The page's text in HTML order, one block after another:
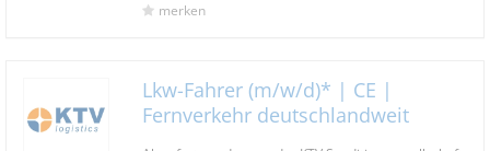
merken
Lkw-Fahrer (m/w/d)* | CE |
Fernverkehr deutschlandweit